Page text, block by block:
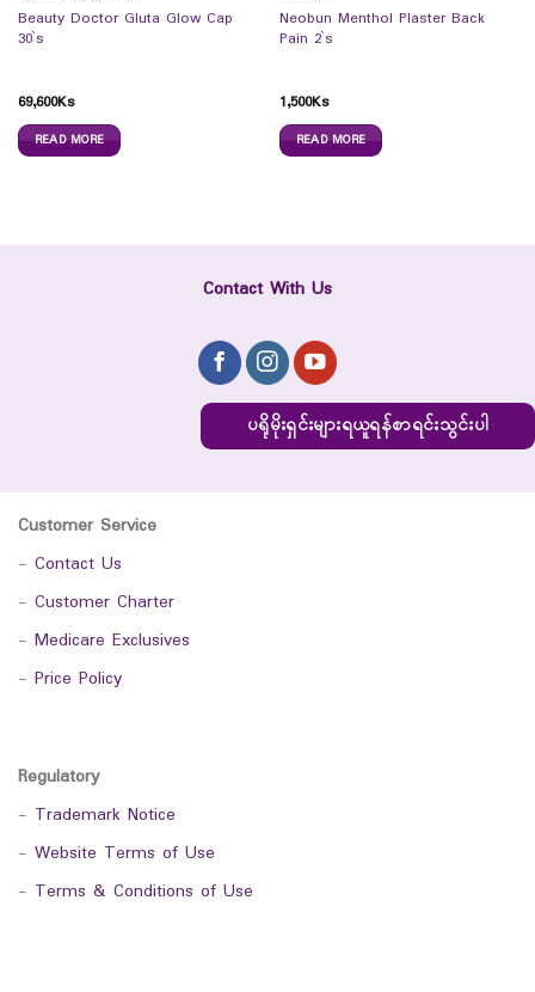
Beauty Doctor Gluta Glow Cap
30`s
69,600Ks
READ MORE
Neobun Menthol Plaster Back
Pain 2`s
1,500Ks
READ MORE
Contact With Us
ပရိုမိုးရှင်းများရယူရန်စာရင်းသွင်းပါ
Customer Service
- Contact Us
- Customer Charter
- Medicare Exclusives
- Price Policy
Regulatory
- Trademark Notice
- Website Terms of Use
- Terms & Conditions of Use